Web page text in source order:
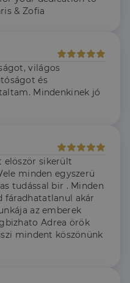
& Zofia
világos
és
Mindenkinek jó
elöször sikerült
minden egyszerü
tudással bir . Minden
akár
az emberek
Adrea örök
mindent köszönünk
hez - amely jelentős
felhasználók
generált szám
hozzárendelésével
webhely-elemzési
jelentések látogatói,
munkamenet- és
kampányadatainak
kiszámítására
mielőtt
meglátogatta
Ez egy
Microsoft MSN
első féltől
származó
sütik, amely a
weboldal
megosztására
szolgál.
hónap
4 hét
egy sor olyan
reklámtermék
szállítására
használja,
mint például
valós idejű
ajánlattétel
harmadik fél